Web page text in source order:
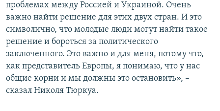
проблемах между Россией и Украиной. Очень
важно найти решение для этих двух стран. И это
символично, что молодые люди могут найти такое
решение и бороться за политического
заключенного. Это важно и для меня, потому что,
как представитель Европы, я понимаю, что у нас
общие корни и мы должны это остановить», –
сказал Николя Тюркуа.